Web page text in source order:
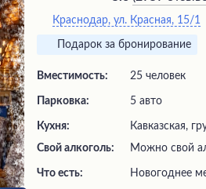
Краснодар, ул. Красная, 15/1
Подарок за бронирование
Вместимость: 25 человек
Парковка: 5 авто
Кухня:
Кавказская,
Свой алкоголь:
Можно свой
Что есть: новогоднее